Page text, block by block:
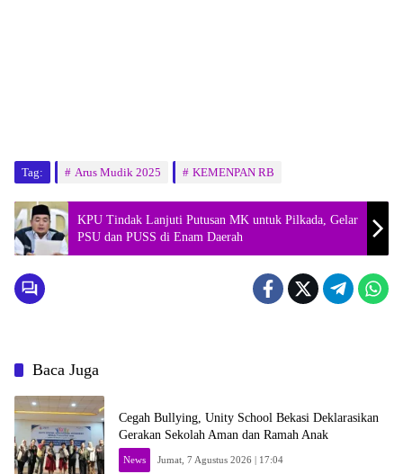
Tag: Arus Mudik 2025 KEMENPAN RB
KPU Tindak Lanjuti Putusan MK untuk Pilkada, Gelar
PSU dan PUSS di Enam Daerah
Baca Juga
Cegah Bullying, Unity School Bekasi Deklarasikan
Gerakan Sekolah Aman dan Ramah Anak
News Jumat, 7 Agustus 2026 | 17:04